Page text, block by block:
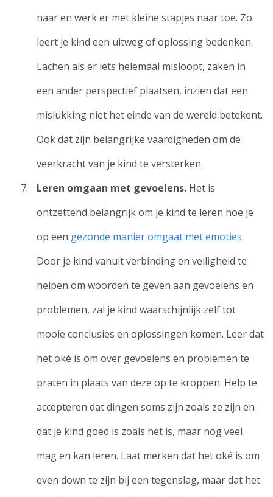
naar en werk er met kleine stapjes naar toe. Zo
leert je kind een uitweg of oplossing bedenken.
Lachen als er iets helemaal misloopt, zaken in
een ander perspectief plaatsen, inzien dat een
mislukking niet het einde van de wereld betekent.
Ook dat zijn belangrijke vaardigheden om de
veerkracht van je kind te versterken.
Leren omgaan met gevoelens. Het is
ontzettend belangrijk om je kind te leren hoe je
op een gezonde manier omgaat met emoties.
Door je kind vanuit verbinding en veiligheid te
helpen om woorden te geven aan gevoelens en
problemen, zal je kind waarschijnlijk zelf tot
mooie conclusies en oplossingen komen. Leer dat
het oké is om over gevoelens en problemen te
praten in plaats van deze op te kroppen. Help te
accepteren dat dingen soms zijn zoals ze zijn en
dat je kind goed is zoals het is, maar nog veel
mag en kan leren. Laat merken dat het oké is om
even down te zijn bij een tegenslag, maar dat het